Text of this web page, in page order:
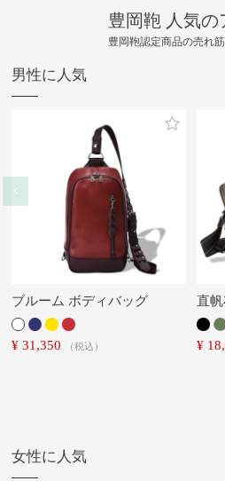
豊岡鞄 人気の
豊岡鞄認定商品の売れ
男性に人気
ブルーム ボディバッグ
¥ 31,350 税込
直
¥
女性に人気